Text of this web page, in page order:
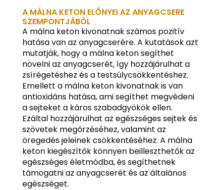
A MÁLNA KETON ELŐNYEI AZ ANYAGCSERE
SZEMPONTJÁBÓL
A málna keton kivonatnak számos pozitív
hatása van az anyagcserére. A kutatások azt
mutatják, hogy a málna keton segíthet
növelni az anyagcserét, így hozzájárulhat a
zsírégetéshez és a testsúlycsökkentéshez.
Emellett a málna keton kivonatnak is van
antioxidáns hatása, ami segíthet megvédeni
a sejteket a káros szabadgyökök ellen.
Ezáltal hozzájárulhat az egészséges sejtek és
szövetek megőrzéséhez, valamint az
öregedés jeleinek csökkentéséhez. A málna
keton kiegészítők könnyen beilleszthetők az
egészséges életmódba, és segíthetnek
támogatni az anyagcserét és az általános
egészséget.